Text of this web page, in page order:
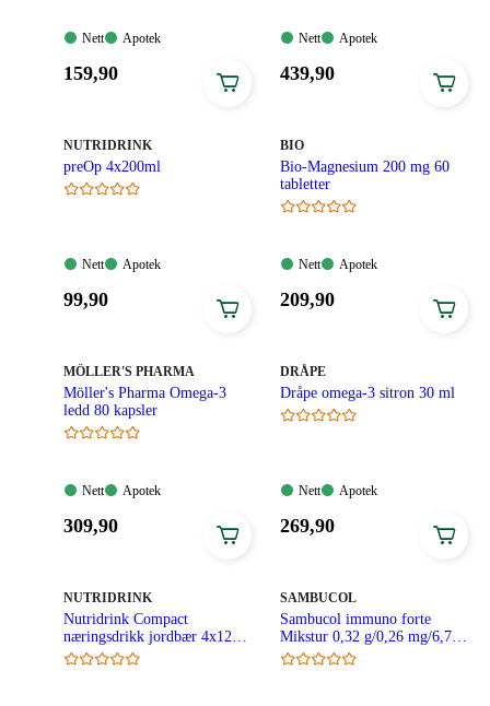
Nett:
Nett
Apotek:
Apotek
Pris:
159,90
Nett:
Nett
Apotek:
Apotek
Pris:
439,90
MERKE:
NUTRIDRINK
preOp 4x200ml
Nett:
Nett
Apotek:
Apotek
Pris:
99,90
MERKE
BIO
Bio-Magnesium 200 mg 60
tabletter
Nett:
Nett
Apotek:
Apotek
Pris:
209,90
MERKE:
MÖLLER'S PHARMA
Möller's Pharma Omega-3
ledd 80 kapsler
Nett:
Nett
Apotek:
Apotek
Pris:
309,90
MERKE
DRÅPE
Dråpe omega-3 sitron 30 ml
Nett:
Nett
Apotek:
Apotek
Pris:
269,90
MERKE:
NUTRIDRINK
Nutridrink Compact
næringsdrikk jordbær 4x125
ml
MERKE:
SAMBUCOL
Sambucol immuno forte
Mikstur 0,32 g/0,26 mg/6,7
mg